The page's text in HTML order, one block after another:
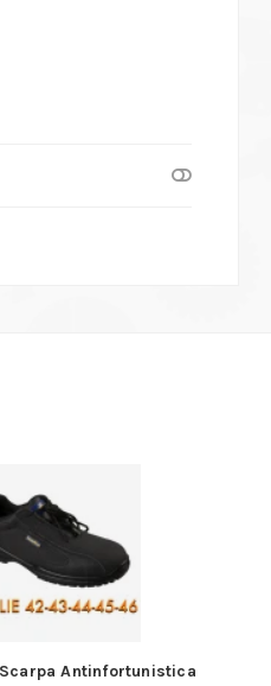
Scarpa Antinfortunistica